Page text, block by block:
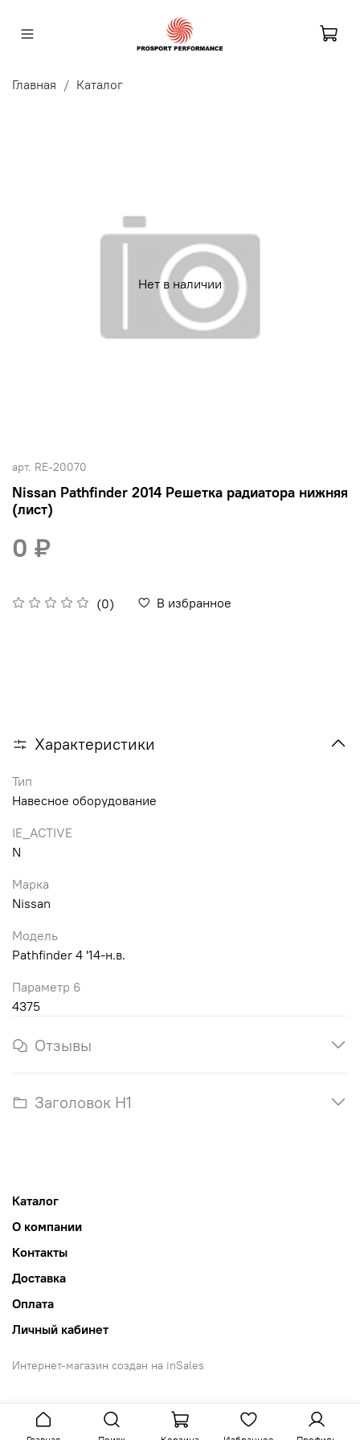
Главная Каталог
Нет в наличии
арт. RE-20070
Nissan Pathfinder 2014 Решетка радиатора нижняя
(лист)
(0) В избранное
0 ₽
Характеристики
Тип
Навесное оборудование
IE_ACTIVE
N
Марка
Nissan
Модель
Pathfinder 4 '14-н.в.
Параметр 6
4375
Отзывы
Заголовок H1
Каталог
О компании
Контакты
Доставка
Оплата
Личный кабинет
Интернет-магазин создан на inSales